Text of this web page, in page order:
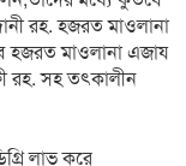
রহ. হজরত মাওলানা
হজরত মাওলানা এজায
রহ. সহ তৎকালীন
লাভ করে